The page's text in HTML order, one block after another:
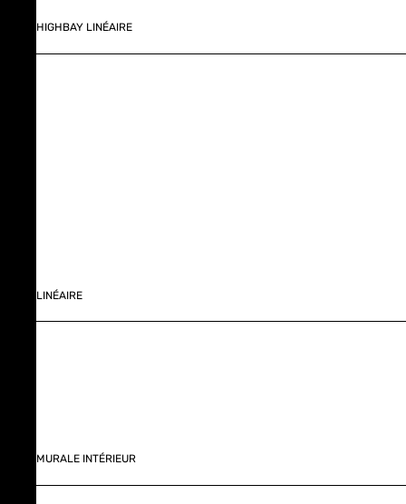
HIGHBAY LINÉAIRE
LINÉAIRE
MURALE INTÉRIEUR